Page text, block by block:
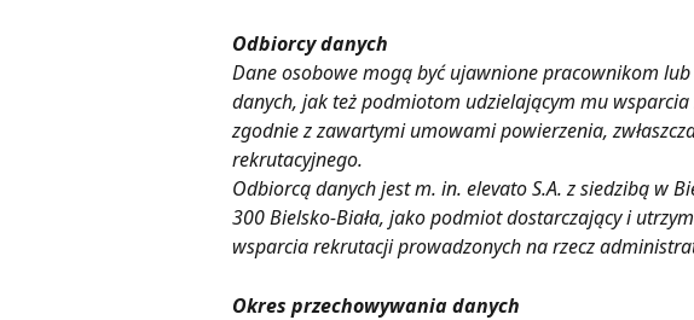
Odbiorcy danych
Dane osobowe mogą być ujawnione pracownikom
danych, jak też podmiotom udzielającym mu wsparcia
zgodnie z zawartymi umowami powierzenia,
rekrutacyjnego.
Odbiorcą danych jest m. in. elevato S.A. z siedzibą w
300 Bielsko-Biała, jako podmiot dostarczający i
wsparcia rekrutacji prowadzonych na rzecz
Okres przechowywania danych